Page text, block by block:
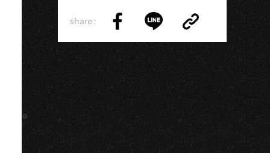
share:
on
Facebook
on
LINE
Link
Copy
Link